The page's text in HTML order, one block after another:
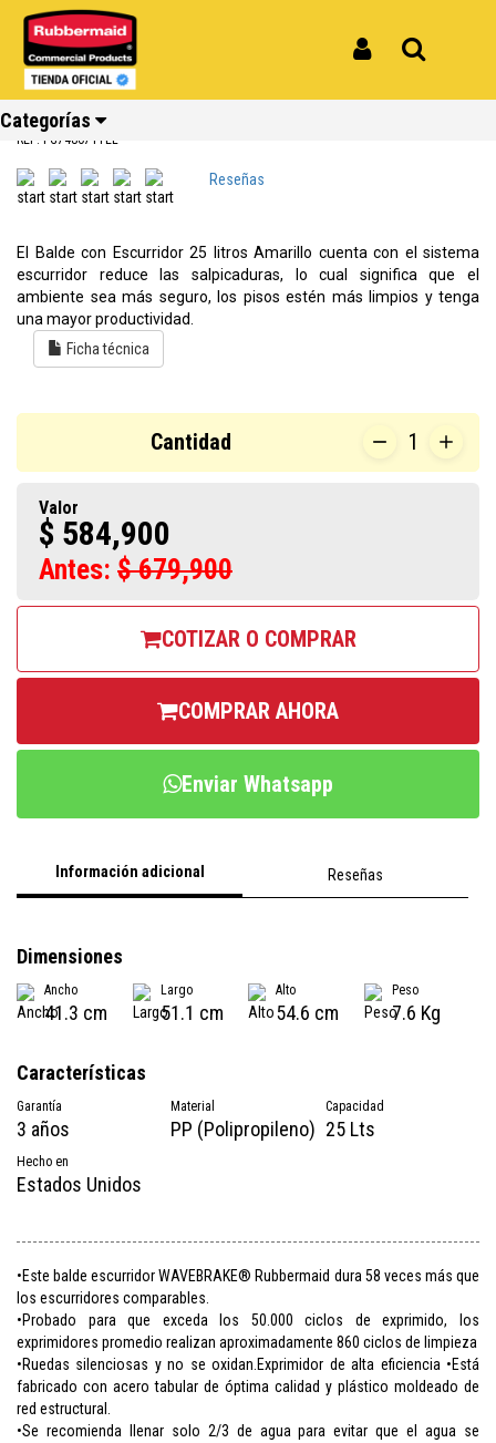
Categorías
Inicio Categorías
Balde con Escurridor 25 litros WaveBrake® Amarillo FG748071YEL
Balde con Escurridor 25 litros
WaveBrake® Amarillo FG748071YEL
REF: FG748071YEL
Reseñas
El Balde con Escurridor 25 litros Amarillo cuenta con el sistema
escurridor reduce las salpicaduras, lo cual significa que el
ambiente sea más seguro, los pisos estén más limpios y tenga
una mayor productividad.
Ficha técnica
Cantidad 1
Valor
$ 584,900
Antes: $ 679,900
COTIZAR O COMPRAR
COMPRAR AHORA
Enviar Whatsapp
Información adicional Reseñas
Dimensiones
Ancho
41.3 cm
Largo
51.1 cm
Alto
54.6 cm
Peso
7.6 Kg
Características
Garantía
3 años
Material
PP (Polipropileno)
Capacidad
25 Lts
Hecho en
Estados Unidos
•Este balde escurridor WAVEBRAKE® Rubbermaid dura 58 veces más que
los escurridores comparables.
•Probado para que exceda los 50.000 ciclos de exprimido, los
exprimidores promedio realizan aproximadamente 860 ciclos de limpieza
•Ruedas silenciosas y no se oxidan.Exprimidor de alta eficiencia •Está
fabricado con acero tabular de óptima calidad y plástico moldeado de
red estructural.
•Se recomienda llenar solo 2/3 de agua para evitar que el agua se
los
productos
los
productos
los
productos
los
productos
los
productos
los
productos